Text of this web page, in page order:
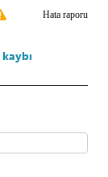
Hata raporu